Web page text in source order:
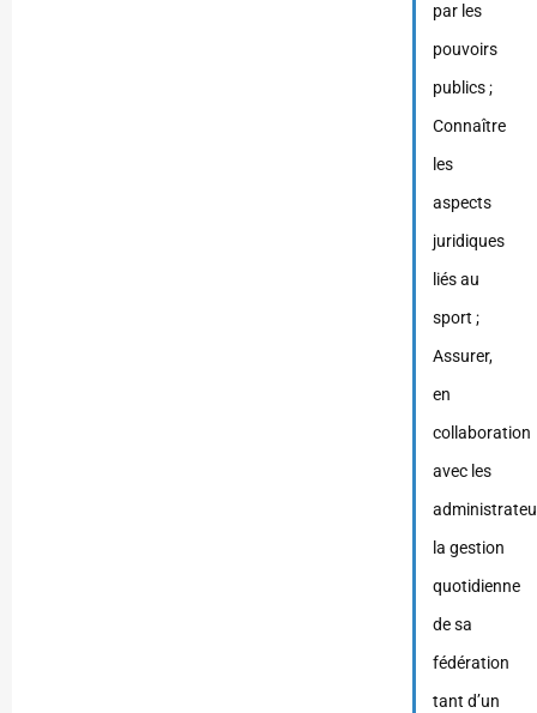
par les
pouvoirs
publics ;
Connaître
les
aspects
juridiques
liés au
sport ;
Assurer,
en
collaboration
avec les
la gestion
quotidienne
de sa
fédération
tant d’un